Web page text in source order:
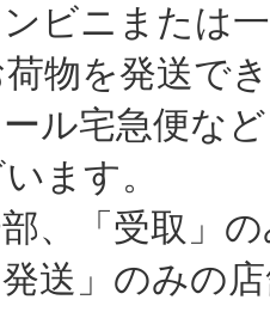
ニまたは一
物を発送で
宅急便など
ます。
「受取」の
」のみの店